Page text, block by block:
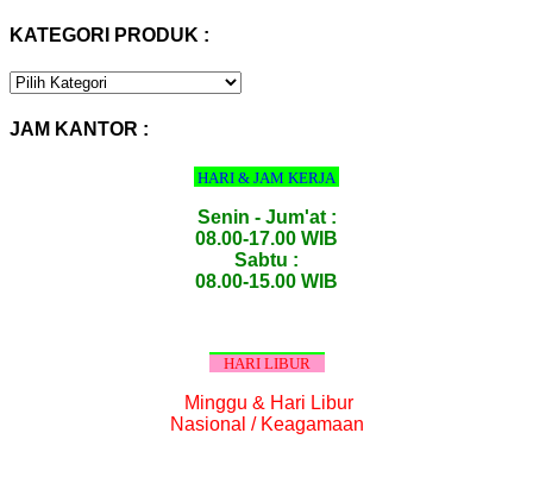
KATEGORI PRODUK :
KATEGORI
JAM KANTOR :
HARI & JAM KERJA
Senin - Jum'at :
08.00-17.00 WIB
Sabtu :
08.00-15.00 WIB
HARI LIBUR
Minggu & Hari Libur
Nasional / Keagamaan